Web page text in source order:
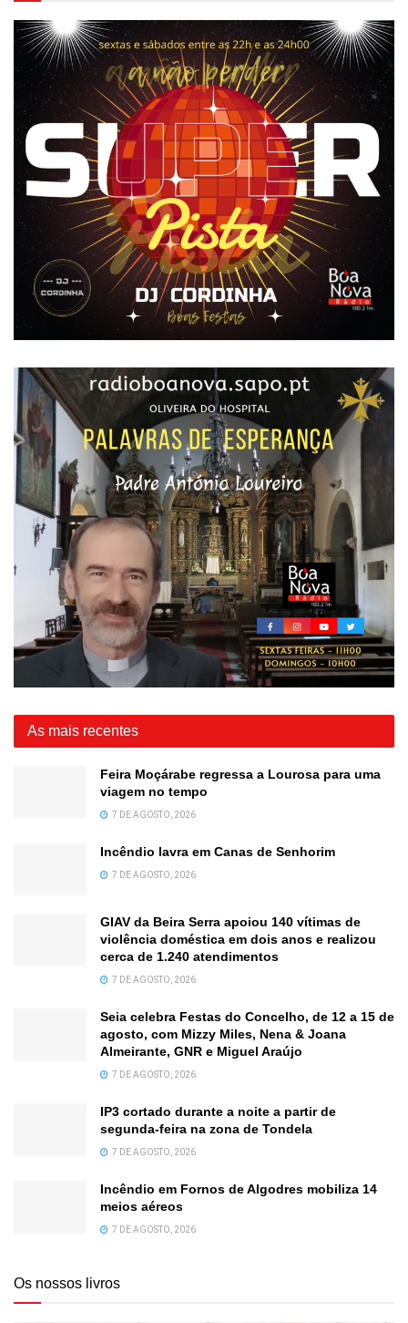
As mais recentes
Feira Moçárabe regressa a Lourosa para uma
viagem no tempo
7 DE AGOSTO, 2026
Incêndio lavra em Canas de Senhorim
7 DE AGOSTO, 2026
GIAV da Beira Serra apoiou 140 vítimas de
violência doméstica em dois anos e realizou
cerca de 1.240 atendimentos
7 DE AGOSTO, 2026
Seia celebra Festas do Concelho, de 12 a 15 de
agosto, com Mizzy Miles, Nena & Joana
Almeirante, GNR e Miguel Araújo
7 DE AGOSTO, 2026
IP3 cortado durante a noite a partir de
segunda-feira na zona de Tondela
7 DE AGOSTO, 2026
Incêndio em Fornos de Algodres mobiliza 14
meios aéreos
7 DE AGOSTO, 2026
Os nossos livros